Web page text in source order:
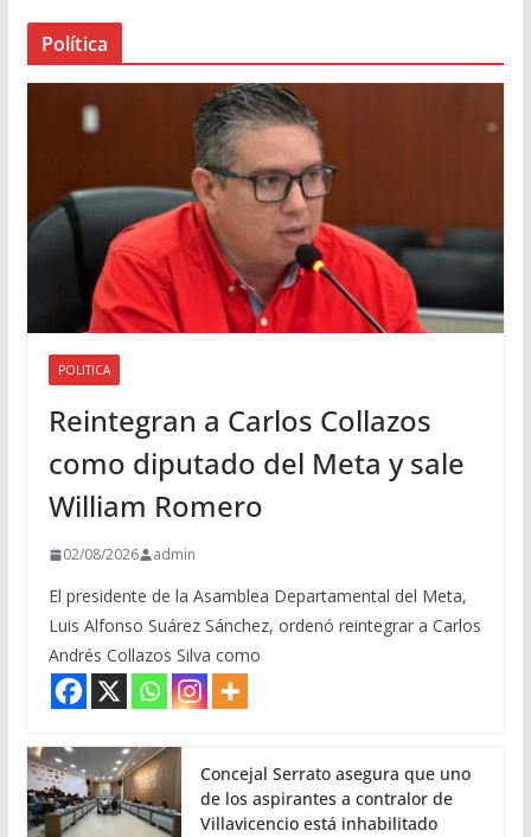
Política
POLITICA
Reintegran a Carlos Collazos
como diputado del Meta y sale
William Romero
02/08/2026 admin
El presidente de la Asamblea Departamental del Meta,
Luis Alfonso Suárez Sánchez, ordenó reintegrar a Carlos
Andrés Collazos Silva como
Concejal Serrato asegura que uno
de los aspirantes a contralor de
Villavicencio está inhabilitado